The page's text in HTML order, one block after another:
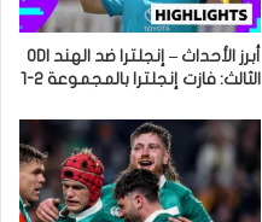
أبرز الأحداث – إنجلترا ضد الهند ODI
الثالث: فازت إنجلترا بالمجموعة 2-1